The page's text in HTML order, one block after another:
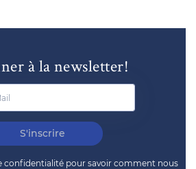
à la newsletter!
S'inscrire
confidentialité pour savoir comment nous